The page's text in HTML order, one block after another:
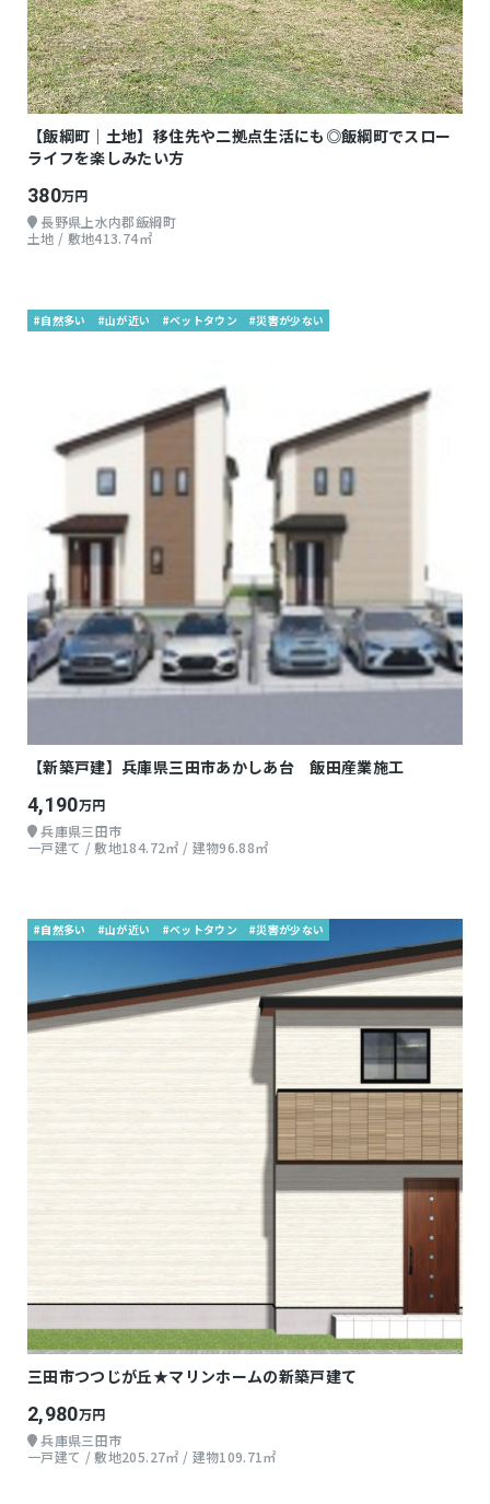
【飯綱町｜土地】移住先や二拠点生活にも◎飯綱町でスロー
ライフを楽しみたい方
380万円
長野県上水内郡飯綱町
土地 / 敷地413.74㎡
#自然多い #山が近い #ベットタウン #災害が少ない
【新築戸建】兵庫県三田市あかしあ台 飯田産業施工
4,190万円
兵庫県三田市
一戸建て / 敷地184.72㎡ / 建物96.88㎡
#自然多い #山が近い #ベットタウン #災害が少ない
三田市つつじが丘★マリンホームの新築戸建て
2,980万円
兵庫県三田市
一戸建て / 敷地205.27㎡ / 建物109.71㎡